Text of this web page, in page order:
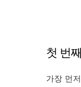
첫 번
가장 먼